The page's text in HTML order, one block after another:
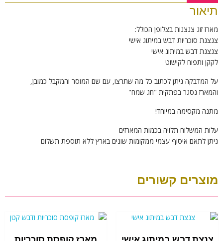
תיאור
מארז זוג צנצנות בצלופן הכולל:
צנצנת סוכריות דבש במיתוג אישי
צנצנת דבש במיתוג אישי
לקקן ותפוח לקישוט
על המדבקה ניתן לכתוב כל מה שתרצו, עם שם המוסר והמקבל כמובן,
והמארז נסגר בפתקית "חג שמח"
מתנה מקסימה במיוחד!
עלות המשלוח תלויה בכמות המארזים
ניתן לתאם איסוף עצמי ממקומות שונים בארץ ללא תוספת תשלום
מוצרים קשורים